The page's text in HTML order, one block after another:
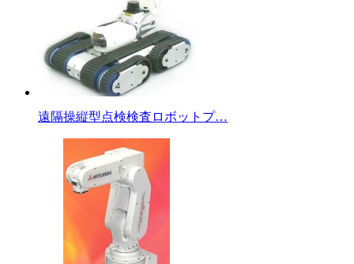
遠隔操縦型点検検査ロボットプ…